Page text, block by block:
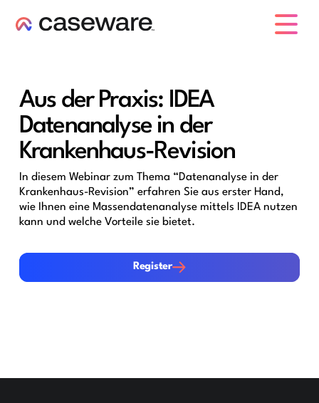
Aus der Praxis: IDEA
Datenanalyse in der
Krankenhaus-Revision
In diesem Webinar zum Thema “Datenanalyse in der
Krankenhaus-Revision” erfahren Sie aus erster Hand,
wie Ihnen eine Massendatenanalyse mittels IDEA nutzen
kann und welche Vorteile sie bietet.
Register
Register